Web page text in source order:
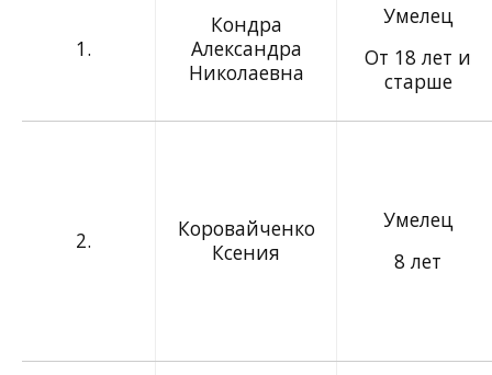
1.
Кондра
Александра
Николаевна
Умелец
От 18 лет и
старше
2.
Коровайченко
Ксения
Умелец
8 лет